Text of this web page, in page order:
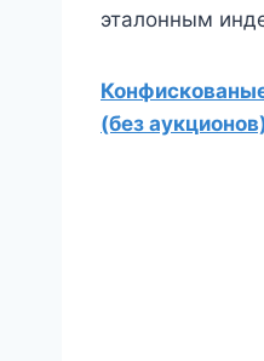
эталонным
(без